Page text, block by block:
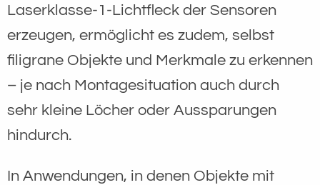
Laserklasse-1-Lichtfleck der Sensoren
erzeugen, ermöglicht es zudem, selbst
filigrane Objekte und Merkmale zu erkennen
– je nach Montagesituation auch durch
sehr kleine Löcher oder Aussparungen
hindurch.
In Anwendungen, in denen Objekte mit